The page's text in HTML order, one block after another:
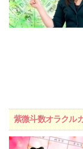
紫微斗数オラクル